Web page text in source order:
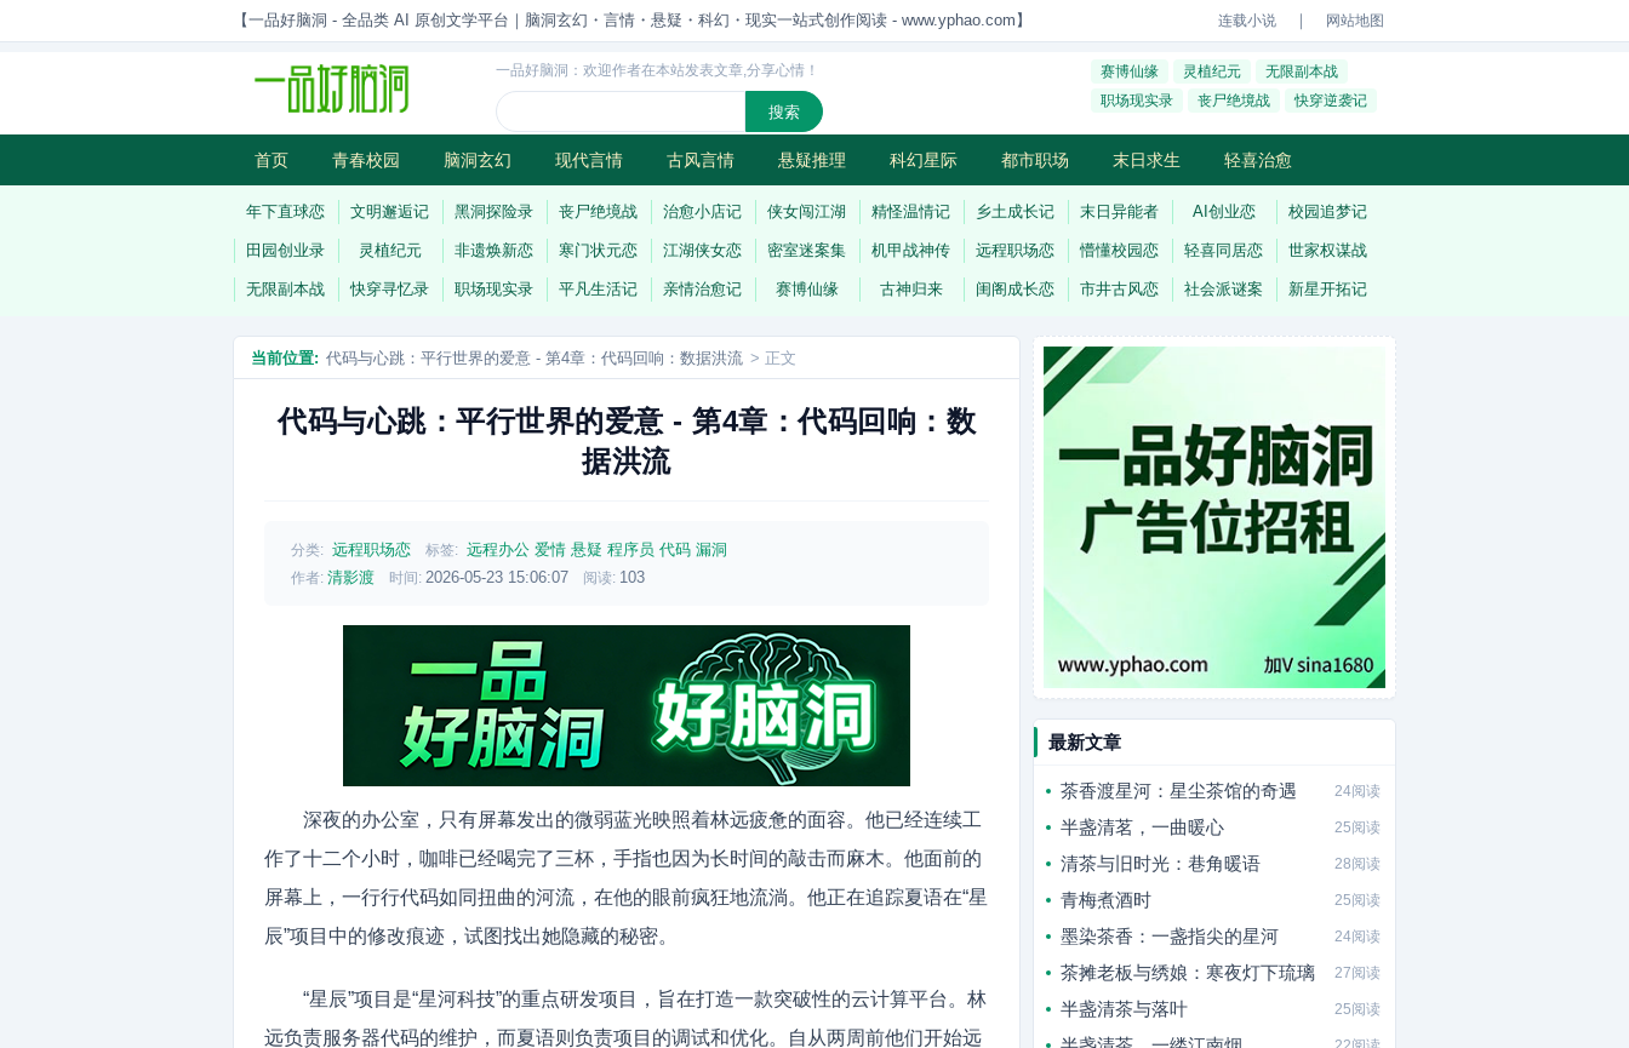
【一品好脑洞 - 全品类 AI 原创文学平台｜脑洞玄幻・言情・悬疑・科幻・现实一站式创作阅读 - www.yphao.com】 连载小说 ｜ 网站地图
一品好脑洞：欢迎作者在本站发表文章,分享心情！ 赛博仙缘 灵植纪元
无限副本战
职场现实录
丧尸绝境战 快穿逆袭记
首页 青春校园 脑洞玄幻 现代言情 古风言情 悬疑推理 科幻星际 都市职场 末日求生 轻喜治愈
历史权谋 武侠江湖 灵异志怪 连载
年下直球恋 文明邂逅记 黑洞探险录 丧尸绝境战 治愈小店记 侠女闯江湖 精怪温情记 乡土成长记 末日异能者 AI创业恋 校园追梦记
田园创业录 灵植纪元 非遗焕新恋 寒门状元恋 江湖侠女恋 密室迷案集 机甲战神传 远程职场恋 懵懂校园恋 轻喜同居恋 世家权谋战
无限副本战 快穿寻忆录 职场现实录 平凡生活记 亲情治愈记 赛博仙缘 古神归来 闺阁成长恋 市井古风恋 社会派谜案 新星开拓记
当前位置: 代码与心跳：平行世界的爱意 - 第4章：代码回响：数据洪流 > 正文
代码与心跳：平行世界的爱意 - 第4章：代码回响：数
据洪流
分类: 远程职场恋 标签: 远程办公 爱情 悬疑 程序员 代码 漏洞
作者: 清影渡 时间: 2026-05-23 15:06:07 阅读: 103
深夜的办公室，只有屏幕发出的微弱蓝光映照着林远疲惫的面容。他已经连续工
作了十二个小时，咖啡已经喝完了三杯，手指也因为长时间的敲击而麻木。他面前的
屏幕上，一行行代码如同扭曲的河流，在他的眼前疯狂地流淌。他正在追踪夏语在“星
辰”项目中的修改痕迹，试图找出她隐藏的秘密。
“星辰”项目是“星河科技”的重点研发项目，旨在打造一款突破性的云计算平台。林
远负责服务器代码的维护，而夏语则负责项目的调试和优化。自从两周前他们开始远
最新文章
茶香渡星河：星尘茶馆的奇遇 24阅读
半盏清茗，一曲暖心 25阅读
清茶与旧时光：巷角暖语 28阅读
青梅煮酒时 25阅读
墨染茶香：一盏指尖的星河 24阅读
茶摊老板与绣娘：寒夜灯下琉璃 27阅读
半盏清茶与落叶 25阅读